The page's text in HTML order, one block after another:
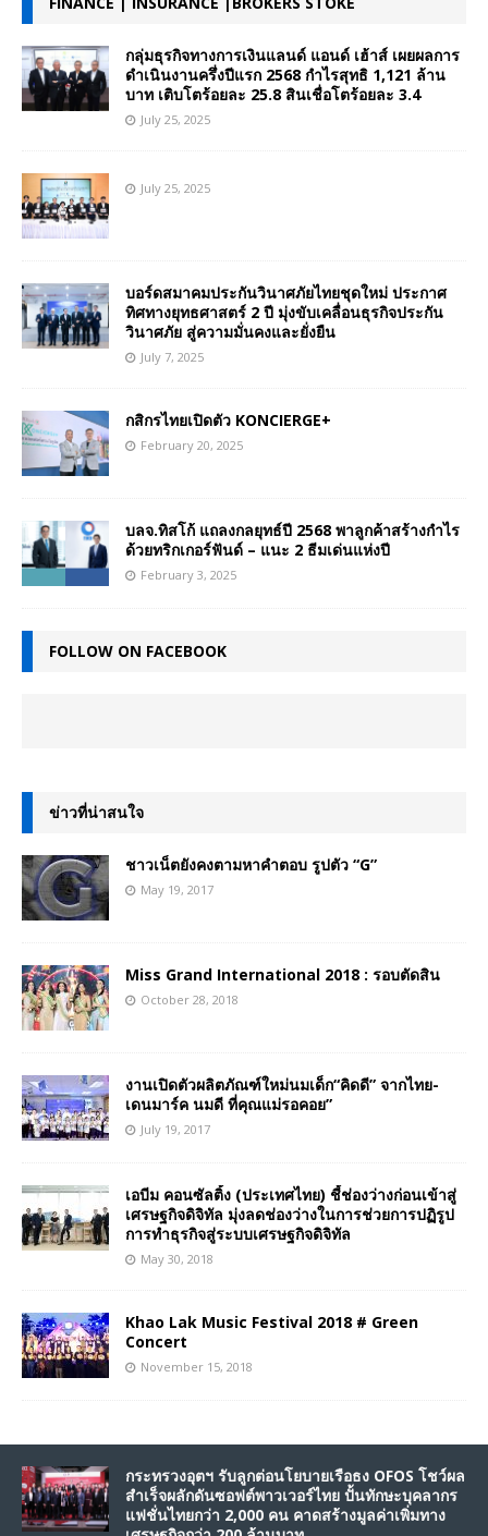
กลุ่มธุรกิจทางการเงินแลนด์ แอนด์ เฮ้าส์ เผยผลการ
ดำเนินงานครึ่งปีแรก 2568 กำไรสุทธิ 1,121 ล้าน
บาท เติบโตร้อยละ 25.8 สินเชื่อโตร้อยละ 3.4
July 25, 2025
July 25, 2025
บอร์ดสมาคมประกันวินาศภัยไทยชุดใหม่ ประกาศ
ทิศทางยุทธศาสตร์ 2 ปี มุ่งขับเคลื่อนธุรกิจประกัน
วินาศภัย สู่ความมั่นคงและยั่งยืน
July 7, 2025
กสิกรไทยเปิดตัว KONCIERGE+
February 20, 2025
บลจ.ทิสโก้ แถลงกลยุทธ์ปี 2568 พาลูกค้าสร้างกำไร
ด้วยทริกเกอร์ฟันด์ – แนะ 2 ธีมเด่นแห่งปี
February 3, 2025
FOLLOW ON FACEBOOK
ข่าวที่น่าสนใจ
ชาวเน็ตยังคงตามหาคำตอบ รูปตัว “G”
May 19, 2017
Miss Grand International 2018 : รอบตัดสิน
October 28, 2018
งานเปิดตัวผลิตภัณฑ์ใหม่นมเด็ก“คิดดี” จากไทย-
เดนมาร์ค นมดี ที่คุณแม่รอคอย”
July 19, 2017
เอบีม คอนซัลติ้ง (ประเทศไทย) ชี้ช่องว่างก่อนเข้าสู่
เศรษฐกิจดิจิทัล มุ่งลดช่องว่างในการช่วยการปฏิรูป
การทำธุรกิจสู่ระบบเศรษฐกิจดิจิทัล
May 30, 2018
Khao Lak Music Festival 2018 # Green
Concert
November 15, 2018
กระทรวงอุตฯ รับลูกต่อนโยบายเรือธง OFOS โชว์ผล
สำเร็จผลักดันซอฟต์พาวเวอร์ไทย ปั้นทักษะบุคลากร
แฟชั่นไทยกว่า 2,000 คน คาดสร้างมูลค่าเพิ่มทาง